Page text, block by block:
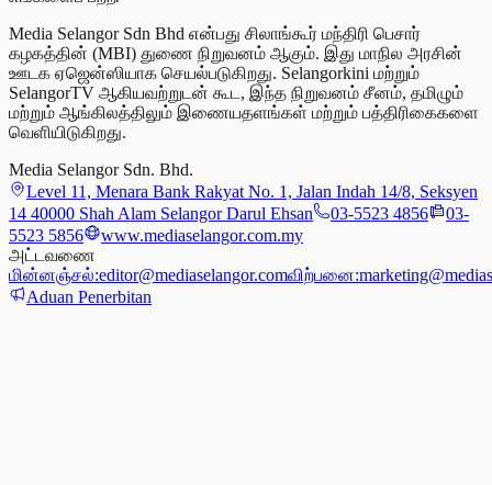
Media Selangor Sdn Bhd என்பது சிலாங்கூர் மந்திரி பெசார்
கழகத்தின் (MBI) துணை நிறுவனம் ஆகும். இது மாநில அரசின்
ஊடக ஏஜென்ஸியாக செயல்படுகிறது. Selangorkini மற்றும்
SelangorTV ஆகியவற்றுடன் கூட, இந்த நிறுவனம் சீனம், தமிழும்
மற்றும் ஆங்கிலத்திலும் இணையதளங்கள் மற்றும் பத்திரிகைகளை
வெளியிடுகிறது.
Media Selangor Sdn. Bhd.
Level 11, Menara Bank Rakyat No. 1, Jalan Indah 14/8, Seksyen
14 40000 Shah Alam Selangor Darul Ehsan
03-5523 4856
03-
5523 5856
www.mediaselangor.com.my
அட்டவணை
மின்னஞ்சல்:editor@mediaselangor.comவிற்பனை:
Aduan Penerbitan